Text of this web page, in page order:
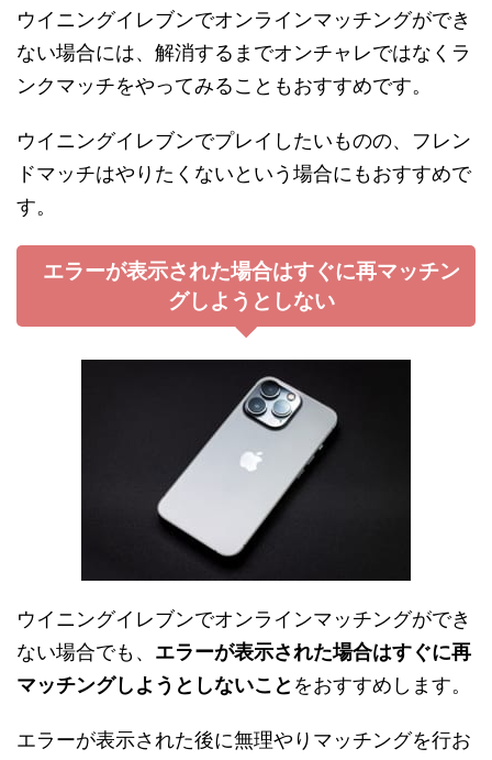
ウイニングイレブンでオンラインマッチングができ
ない場合には、解消するまでオンチャレではなくラ
ンクマッチをやってみることもおすすめです。
ウイニングイレブンでプレイしたいものの、フレン
ドマッチはやりたくないという場合にもおすすめで
す。
エラーが表示された場合はすぐに再マッチン
グしようとしない
ウイニングイレブンでオンラインマッチングができ
ない場合でも、 エラーが表示された場合はすぐに再
マッチングしようとしないこと をおすすめします。
エラーが表示された後に無理やりマッチングを行お